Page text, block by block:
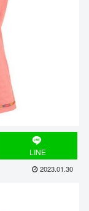
LINE
2023.01.30